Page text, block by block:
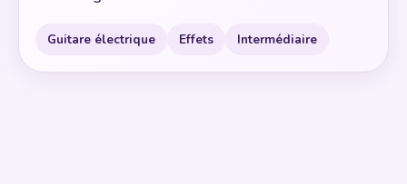
Guitare électrique Effets Intermédiaire